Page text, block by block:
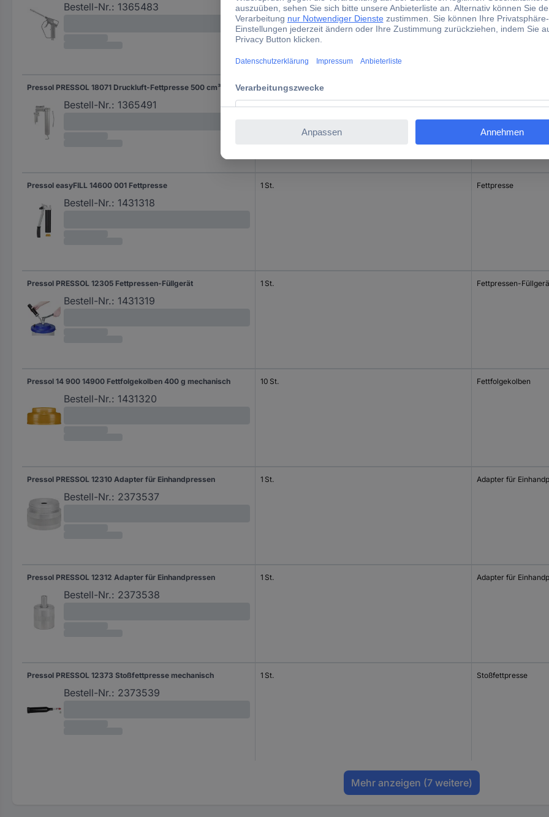
Bestell-Nr.: 1365483
Pressol PRESSOL 18071 Druckluft-Fettpresse 500 cm³ hydraulisch
Bestell-Nr.: 1365491
1 St.
Pressol easyFILL 14600 001 Fettpresse
Bestell-Nr.: 1431318
1 St. Fettpresse
Pressol PRESSOL 12305 Fettpressen-Füllgerät
Bestell-Nr.: 1431319
1 St. Fettpressen-
Pressol 14 900 14900 Fettfolgekolben 400 g mechanisch
Bestell-Nr.: 1431320
10 St. Fettfolgekolben
Pressol PRESSOL 12310 Adapter für Einhandpressen
Bestell-Nr.: 2373537
1 St. Adapter für
Pressol PRESSOL 12312 Adapter für Einhandpressen
Bestell-Nr.: 2373538
1 St. Adapter für
Pressol PRESSOL 12373 Stoßfettpresse mechanisch
Bestell-Nr.: 2373539
1 St. Stoßfettpresse
Mehr anzeigen (7 weitere)